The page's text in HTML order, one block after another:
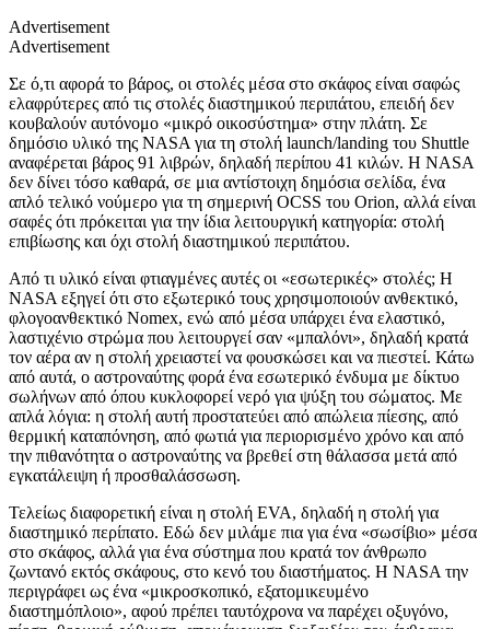
Advertisement
Advertisement
Σε ό,τι αφορά το βάρος, οι στολές μέσα στο σκάφος είναι σαφώς
ελαφρύτερες από τις στολές διαστημικού περιπάτου, επειδή δεν
κουβαλούν αυτόνομο «μικρό οικοσύστημα» στην πλάτη. Σε
δημόσιο υλικό της NASA για τη στολή launch/landing του Shuttle
αναφέρεται βάρος 91 λιβρών, δηλαδή περίπου 41 κιλών. Η NASA
δεν δίνει τόσο καθαρά, σε μια αντίστοιχη δημόσια σελίδα, ένα
απλό τελικό νούμερο για τη σημερινή OCSS του Orion, αλλά είναι
σαφές ότι πρόκειται για την ίδια λειτουργική κατηγορία: στολή
επιβίωσης και όχι στολή διαστημικού περιπάτου.
Από τι υλικό είναι φτιαγμένες αυτές οι «εσωτερικές» στολές; Η
NASA εξηγεί ότι στο εξωτερικό τους χρησιμοποιούν ανθεκτικό,
φλογοανθεκτικό Nomex, ενώ από μέσα υπάρχει ένα ελαστικό,
λαστιχένιο στρώμα που λειτουργεί σαν «μπαλόνι», δηλαδή κρατά
τον αέρα αν η στολή χρειαστεί να φουσκώσει και να πιεστεί. Κάτω
από αυτά, ο αστροναύτης φορά ένα εσωτερικό ένδυμα με δίκτυο
σωλήνων από όπου κυκλοφορεί νερό για ψύξη του σώματος. Με
απλά λόγια: η στολή αυτή προστατεύει από απώλεια πίεσης, από
θερμική καταπόνηση, από φωτιά για περιορισμένο χρόνο και από
την πιθανότητα ο αστροναύτης να βρεθεί στη θάλασσα μετά από
εγκατάλειψη ή προσθαλάσσωση.
Τελείως διαφορετική είναι η στολή EVA, δηλαδή η στολή για
διαστημικό περίπατο. Εδώ δεν μιλάμε πια για ένα «σωσίβιο» μέσα
στο σκάφος, αλλά για ένα σύστημα που κρατά τον άνθρωπο
ζωντανό εκτός σκάφους, στο κενό του διαστήματος. Η NASA την
περιγράφει ως ένα «μικροσκοπικό, εξατομικευμένο
διαστημόπλοιο», αφού πρέπει ταυτόχρονα να παρέχει οξυγόνο,